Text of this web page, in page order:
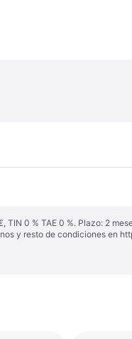
0 % TAE 0 %. Plazo: 2
y resto de condiciones en